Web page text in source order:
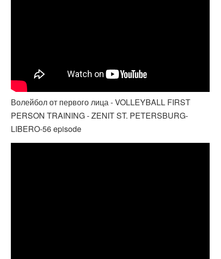
Волейбол от первого лица - VOLLEYBALL FIRST
PERSON TRAINING - ZENIT ST. PETERSBURG-
LIBERO-56 episode